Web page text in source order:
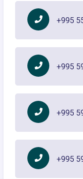
+995
+995
+995
+995